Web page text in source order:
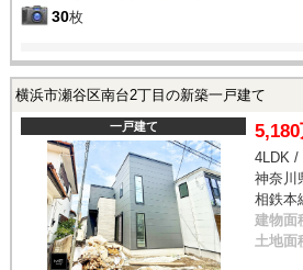
30枚
横浜市瀬谷区南台2丁目の新築一戸建て
一戸建て 5,180
4LDK /
神奈川
相鉄本
建物面
土地面